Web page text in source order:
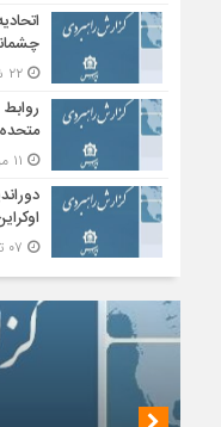
۲۲ شهریور ۱۴۰۴ - ۱۱:۲۳